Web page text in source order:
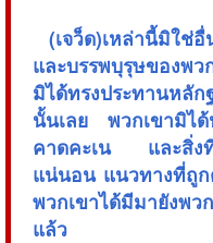
 (เจว็ด)เหล่านี้มิใ
และบรรพบุรุษของพ
มิได้ทรงประทานหลัก
นั้นเลย พวกเขามิไ
คาดคะเน และสิ่ง
แน่นอน แนวทางที่ถูก
พวกเขาได้มีมายังพว
แล้ว (อั